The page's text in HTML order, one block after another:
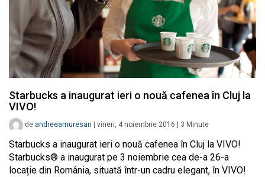
Starbucks a inaugurat ieri o nouă cafenea în Cluj la
VIVO!
de andreeamuresan vineri, 4 noiembrie 2016 3 Minute
Starbucks a inaugurat ieri o nouă cafenea în Cluj la VIVO!
Starbucks® a inaugurat pe 3 noiembrie cea de-a 26-a
locație din România, situată într-un cadru elegant, în VIVO!